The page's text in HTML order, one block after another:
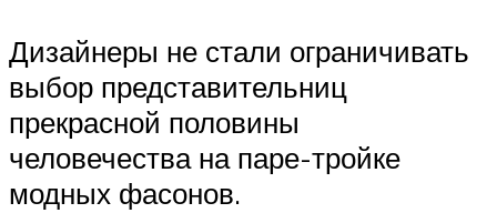
Дизайнеры не стали ограничивать
выбор представительниц
прекрасной половины
человечества на паре-тройке
модных фасонов.